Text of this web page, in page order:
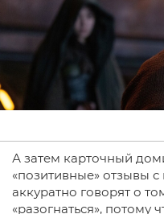
А затем карточный
«позитивные» отзывы
аккуратно говорят о
«разогнаться», потому